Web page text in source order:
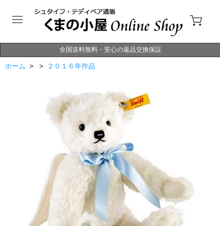
全国送料無料・安心の返品交換保証
ホーム > > ２０１６年作品